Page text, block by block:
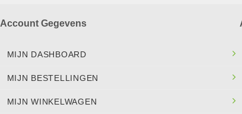
Account Gegevens
MIJN DASHBOARD
MIJN BESTELLINGEN
MIJN WINKELWAGEN